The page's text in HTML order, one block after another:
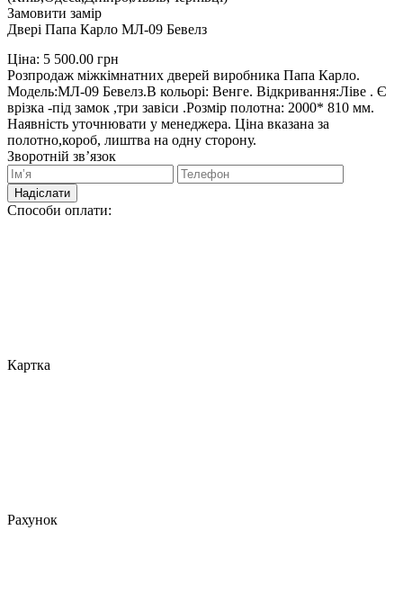
Замовити замір
Двері Папа Карло МЛ-09 Бевелз
Ціна: 5 500.00 грн
Розпродаж міжкімнатних дверей виробника Папа Карло.
Модель:МЛ-09 Бевелз.В кольорі: Венге. Відкривання:Ліве . Є
врізка -під замок ,три завіси .Розмір полотна: 2000* 810 мм.
Наявність уточнювати у менеджера. Ціна вказана за
полотно,короб, лиштва на одну сторону.
Зворотній зв’язок
Надіслати
Способи оплати:
Картка
Рахунок